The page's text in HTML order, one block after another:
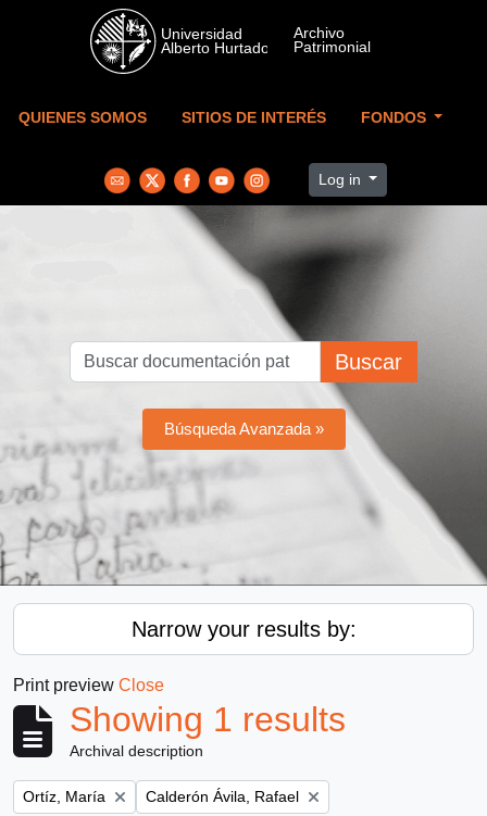
Skip to main content
QUIENES SOMOS SITIOS DE INTERÉS FONDOS
Log in
Buscar
Búsqueda Avanzada »
Narrow your results by:
Print preview Close
Showing 1 results
Archival description
Remove filter:
Ortíz, María Remove filter:
Calderón Ávila, Rafael